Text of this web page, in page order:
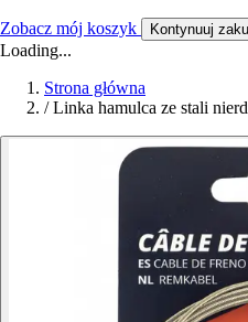
Zobacz mój koszyk Kontynuuj
Loading...
Strona główna
/ Linka hamulca ze stali